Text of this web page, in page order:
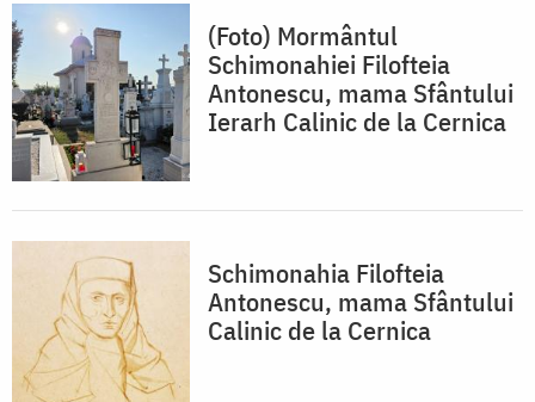
(Foto) Mormântul
Schimonahiei Filofteia
Antonescu, mama Sfântului
Ierarh Calinic de la Cernica
Schimonahia Filofteia
Antonescu, mama Sfântului
Calinic de la Cernica